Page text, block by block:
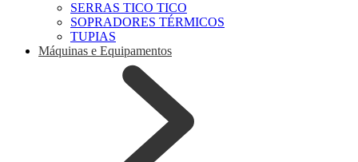
SERRAS TICO TICO
SOPRADORES TÉRMICOS
TUPIAS
Máquinas e Equipamentos